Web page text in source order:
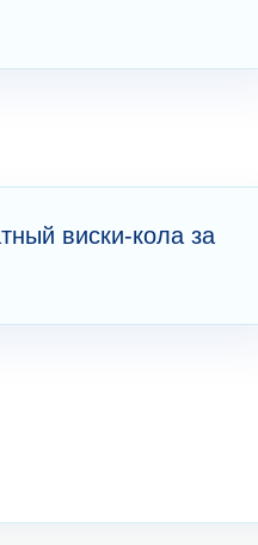
виски-кола за